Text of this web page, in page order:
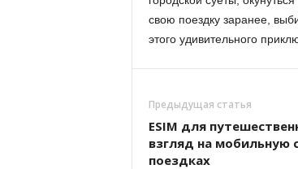
свою поездку заранее,
этого удивительного
Предыдущая статья
ESIM для
взгляд на мобильную
поездках